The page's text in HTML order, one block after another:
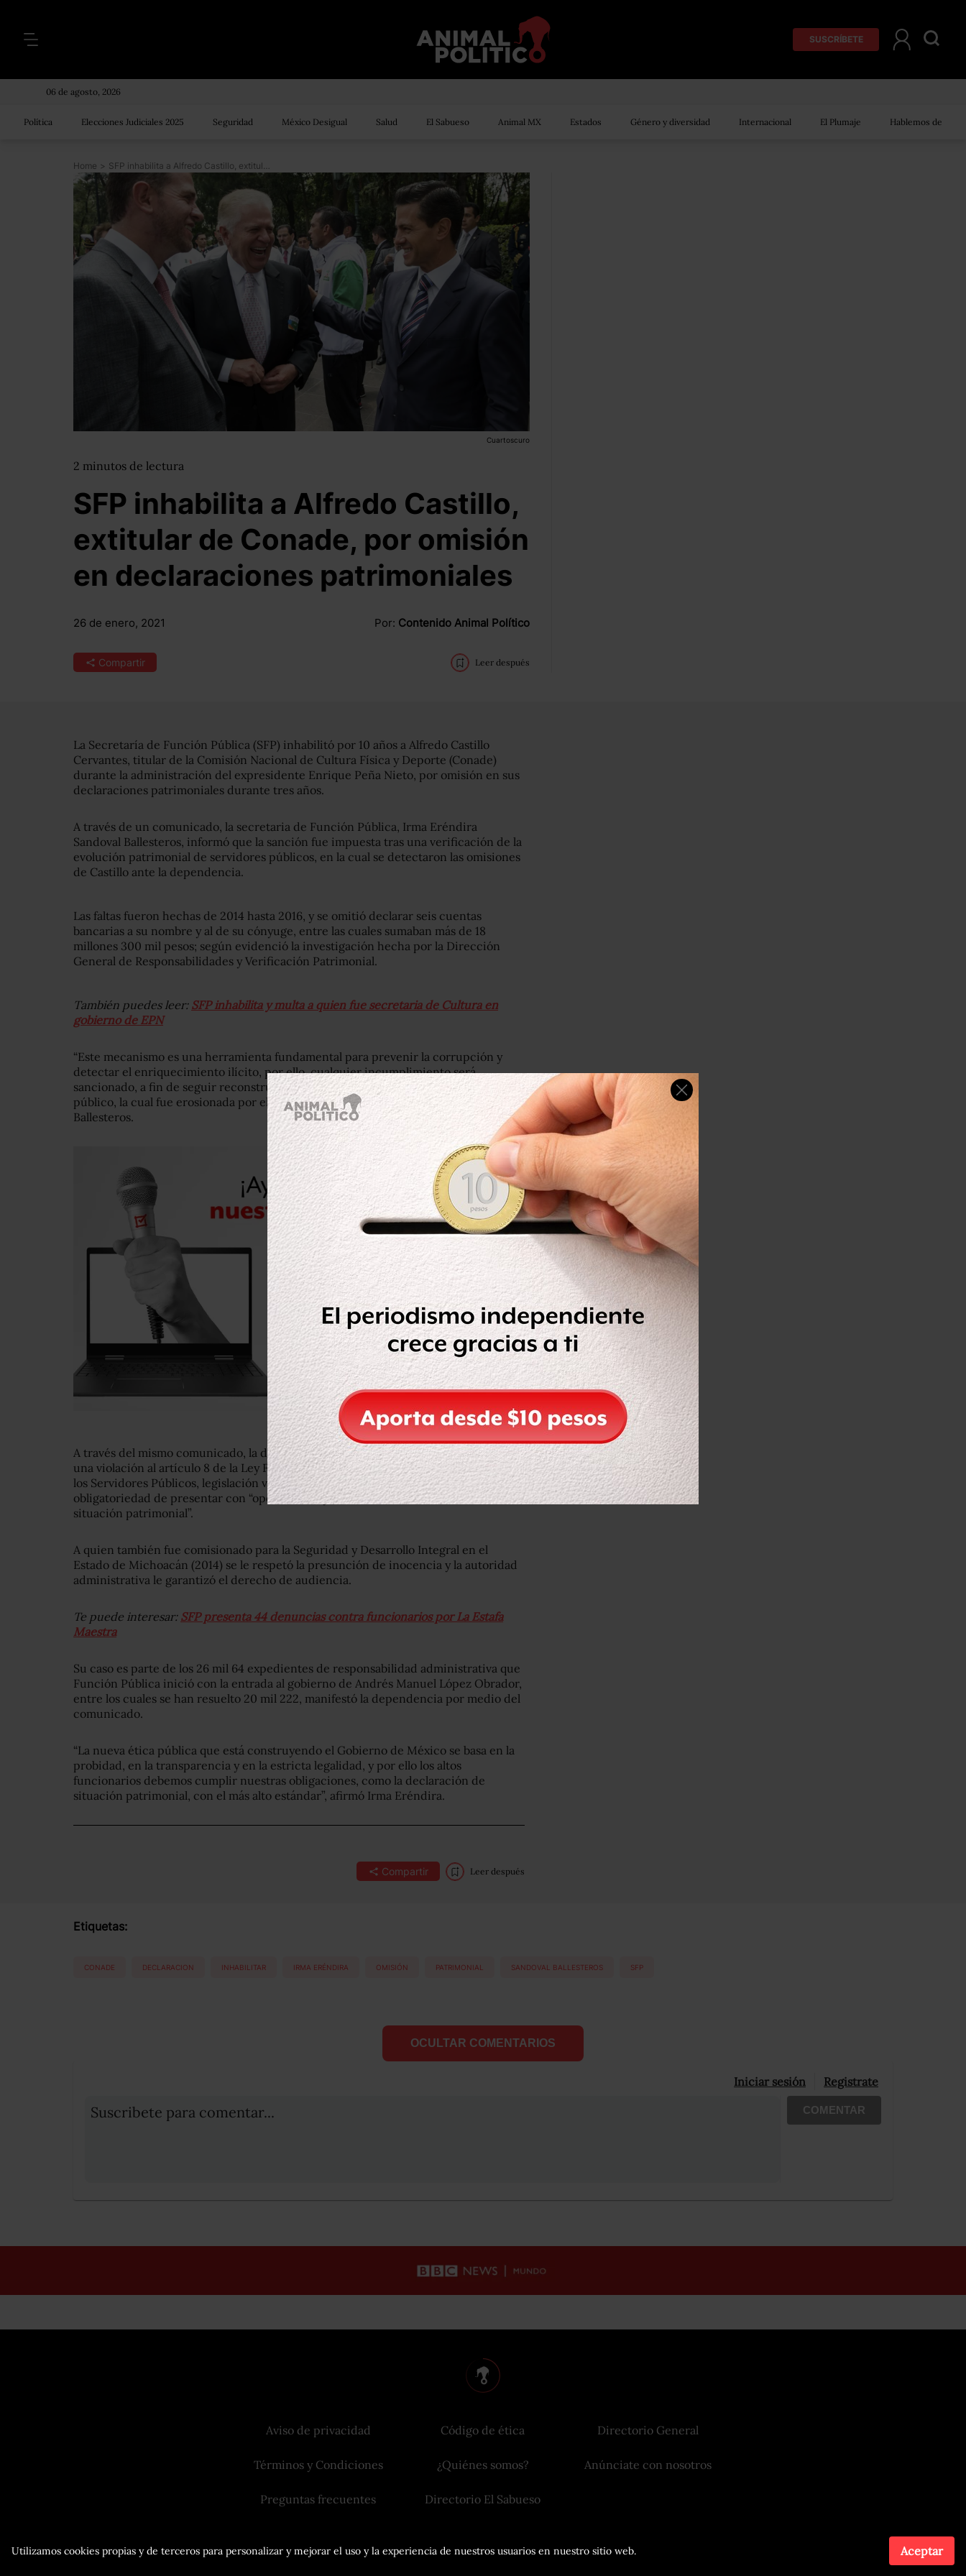
SUSCRÍBETE
06 de agosto, 2026
Política Elecciones Judiciales 2025 Seguridad México Desigual Salud El Sabueso Animal MX Estados Género y diversidad Internacional El Plumaje Hablemos de
Home > SFP inhabilita a Alfredo Castillo, extitular de Conade, por omisión en declaraciones patrimoniales
Cuartoscuro
2 minutos de lectura
SFP inhabilita a Alfredo Castillo,
extitular de Conade, por omisión
en declaraciones patrimoniales
26 de enero, 2021 Por: Contenido Animal Político
Compartir Leer después
La Secretaría de Función Pública (SFP) inhabilitó por 10 años a Alfredo Castillo
Cervantes, titular de la Comisión Nacional de Cultura Física y Deporte (Conade)
durante la administración del expresidente Enrique Peña Nieto, por omisión en sus
declaraciones patrimoniales durante tres años.
A través de un comunicado, la secretaria de Función Pública, Irma Eréndira
Sandoval Ballesteros, informó que la sanción fue impuesta tras una verificación de la
evolución patrimonial de servidores públicos, en la cual se detectaron las omisiones
de Castillo ante la dependencia.
Las faltas fueron hechas de 2014 hasta 2016, y se omitió declarar seis cuentas
bancarias a su nombre y al de su cónyuge, entre las cuales sumaban más de 18
millones 300 mil pesos; según evidenció la investigación hecha por la Dirección
General de Responsabilidades y Verificación Patrimonial.
También puedes leer: SFP inhabilita y multa a quien fue secretaria de Cultura en
gobierno de EPN
“Este mecanismo es una herramienta fundamental para prevenir la corrupción y
detectar el enriquecimiento ilícito, por ello, cualquier incumplimiento será
sancionado, a fin de seguir reconstruyendo la confianza ciudadana en el servicio
público, la cual fue erosionada por el régimen neoliberal”, señaló Sandoval
Ballesteros.
A través del mismo comunicado, la dependencia destacó que la omisión significó
una violación al artículo 8 de la Ley Federal de Responsabilidades Administrativas de
los Servidores Públicos, legislación vigente al momento del acto, la cual establecía la
obligatoriedad de presentar con “oportunidad y veracidad las declaraciones de
situación patrimonial”.
A quien también fue comisionado para la Seguridad y Desarrollo Integral en el
Estado de Michoacán (2014) se le respetó la presunción de inocencia y la autoridad
administrativa le garantizó el derecho de audiencia.
Te puede interesar: SFP presenta 44 denuncias contra funcionarios por La Estafa
Maestra
Su caso es parte de los 26 mil 64 expedientes de responsabilidad administrativa que
Función Pública inició con la entrada al gobierno de Andrés Manuel López Obrador,
entre los cuales se han resuelto 20 mil 222, manifestó la dependencia por medio del
comunicado.
“La nueva ética pública que está construyendo el Gobierno de México se basa en la
probidad, en la transparencia y en la estricta legalidad, y por ello los altos
funcionarios debemos cumplir nuestras obligaciones, como la declaración de
situación patrimonial, con el más alto estándar”, afirmó Irma Eréndira.
Compartir Leer después
Etiquetas:
CONADE DECLARACION INHABILITAR IRMA ERÉNDIRA OMISIÓN PATRIMONIAL SANDOVAL BALLESTEROS SFP
OCULTAR COMENTARIOS
Iniciar sesión Registrate
Suscribete para comentar... COMENTAR
Utilizamos cookies propias y de terceros para personalizar y mejorar el uso y la experiencia de nuestros usuarios en nuestro sitio web. Aceptar
Aviso de privacidad
Términos y Condiciones
Preguntas frecuentes
Código de ética
¿Quiénes somos?
Directorio El Sabueso
Directorio General
Anúnciate con nosotros